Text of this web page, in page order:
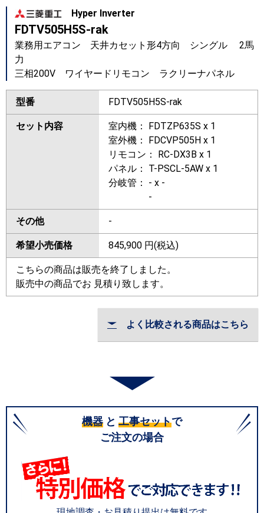
Hyper Inverter
FDTV505H5S-rak
業務用エアコン 天井カセット形4方向 シングル 2馬
力
三相200V ワイヤードリモコン ラクリーナパネル
型番 FDTV505H5S-rak
セット内容
室内機： FDTZP635S x 1
室外機： FDCVP505H x 1
リモコン： RC-DX3B x 1
パネル： T-PSCL-5AW x 1
分岐管： - x -
-
その他 -
希望小売価格 845,900 円(税込)
こちらの商品は販売を終了しました。
販売中の商品でお 見積り致します。
よく比較される商品はこちら
機器 と 工事セットで
ご注文の場合